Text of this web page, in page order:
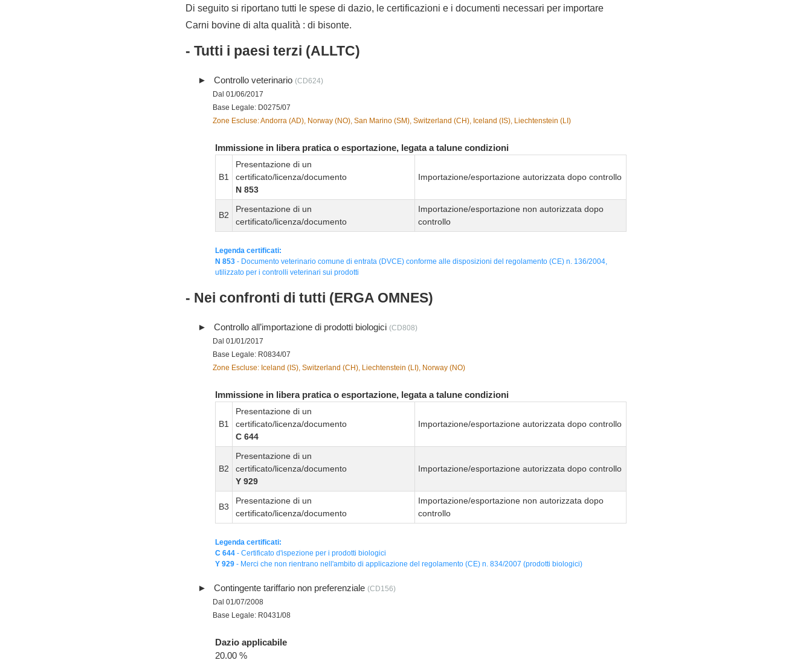
Di seguito si riportano tutti le spese di dazio, le certificazioni e i documenti necessari per importare
Carni bovine di alta qualità : di bisonte.
- Tutti i paesi terzi (ALLTC)
Controllo veterinario (CD624)
Dal 01/06/2017
Base Legale: D0275/07
Zone Escluse: Andorra (AD), Norway (NO), San Marino (SM), Switzerland (CH), Iceland (IS), Liechtenstein (LI)
Immissione in libera pratica o esportazione, legata a talune condizioni
B1
Presentazione di un
certificato/licenza/documento
N 853
Importazione/esportazione autorizzata dopo controllo
B2
Presentazione di un
certificato/licenza/documento
Importazione/esportazione non autorizzata dopo
controllo
Legenda certificati:
N 853 - Documento veterinario comune di entrata (DVCE) conforme alle disposizioni del regolamento (CE) n. 136/2004,
utilizzato per i controlli veterinari sui prodotti
- Nei confronti di tutti (ERGA OMNES)
Controllo all’importazione di prodotti biologici (CD808)
Dal 01/01/2017
Base Legale: R0834/07
Zone Escluse: Iceland (IS), Switzerland (CH), Liechtenstein (LI), Norway (NO)
Immissione in libera pratica o esportazione, legata a talune condizioni
B1
Presentazione di un
certificato/licenza/documento
C 644
Importazione/esportazione autorizzata dopo controllo
B2
Presentazione di un
certificato/licenza/documento
Y 929
Importazione/esportazione autorizzata dopo controllo
B3
Presentazione di un
certificato/licenza/documento
Importazione/esportazione non autorizzata dopo
controllo
Legenda certificati:
C 644 - Certificato d'ispezione per i prodotti biologici
Y 929 - Merci che non rientrano nell'ambito di applicazione del regolamento (CE) n. 834/2007 (prodotti biologici)
Contingente tariffario non preferenziale (CD156)
Dal 01/07/2008
Base Legale: R0431/08
Dazio applicabile
20.00 %